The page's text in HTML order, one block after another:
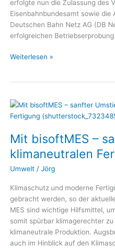
erfolgte nun die Zulassung des
Eisenbahnbundesamt sowie
Deutschen Bahn Netz AG (DB
erfolgreichen
Weiterlesen »
Mit bisoftMES –
klimaneutralen
Umwelt / Jörg
Klimaschutz und moderne
gebracht werden, so der
MES sind wichtige Hilfsmittel,
somit spürbar klimagerechter
klimaneutrale Produktion.
auch im Hinblick auf den
Mit
bisoftMES
sanfter
Umstieg
zur
klimaneutralen